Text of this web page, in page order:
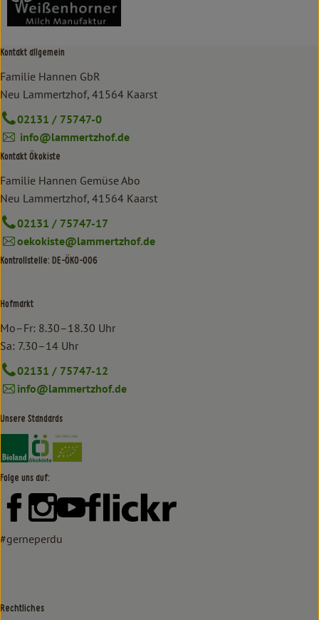
Kontakt allgemein
Familie Hannen GbR
Neu Lammertzhof, 41564 Kaarst
02131 / 75747-0
info@lammertzhof.de
Kontakt Ökokiste
Familie Hannen Gemüse Abo
Neu Lammertzhof, 41564 Kaarst
02131 / 75747-17
oekokiste@lammertzhof.de
Kontrollstelle: DE-ÖKO-006
Hofmarkt
Mo–Fr: 8.30–18.30 Uhr
Sa: 7.30–14 Uhr
02131 / 75747-12
info@lammertzhof.de
Unsere Standards
Externer Link zu https://www.bioland.de/verbraucher
Externer Link zu https://www.oekokiste.de/
Folge uns auf:
Externer Link zu https://www.facebook.com/lammertzhof/
Externer Link zu https://www.instagram.com/
Externer Link zu https://www.youtube.com/
Externer Link zu https://
#gerneperdu
Rechtliches